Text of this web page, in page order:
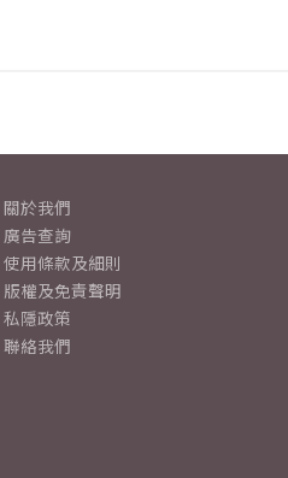
關於我們
廣告查詢
使用條款及細則
版權及免責聲明
私隱政策
聯絡我們